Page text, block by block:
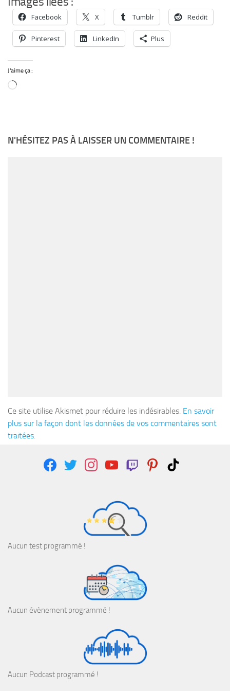
Facebook X Tumblr Reddit
Pinterest LinkedIn Plus
J’aime ça :
Chargement…
N'HÉSITEZ PAS À LAISSER UN COMMENTAIRE !
Ce site utilise Akismet pour réduire les indésirables. En savoir
plus sur la façon dont les données de vos commentaires sont
traitées
facebooktwitter instagramyoutubetwitch pinteresttiktok
Aucun test programmé !
Aucun évènement programmé !
Aucun Podcast programmé !